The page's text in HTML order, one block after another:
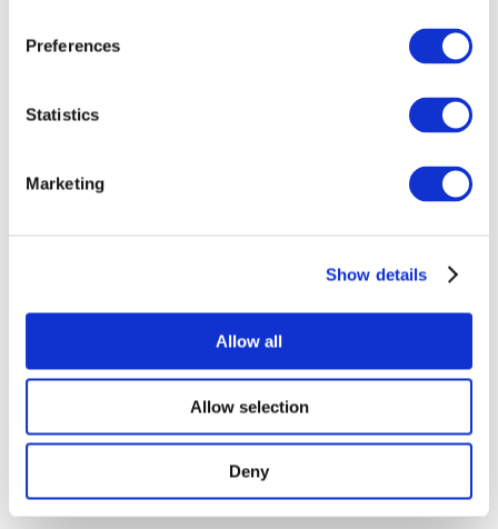
Preferences
Statistics
Marketing
Show details
Allow all
Allow selection
Deny
Творческий вечер
Наше спецпредложение
Применить